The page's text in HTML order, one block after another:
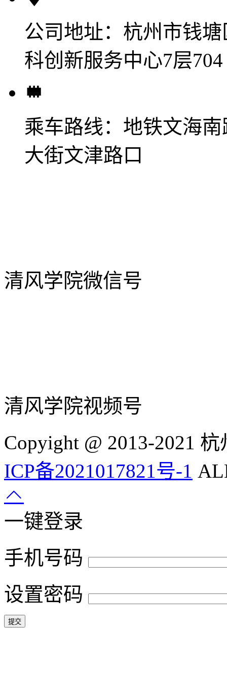
公司地址： 杭州市钱
科创新服务中心7层704
乘车路线： 地铁文海
大街文津路口
清风学院微信号
清风学院视频号
Copyight @ 2013-2021
ICP备2021017821号-1
一键登录
手机号码
设置密码